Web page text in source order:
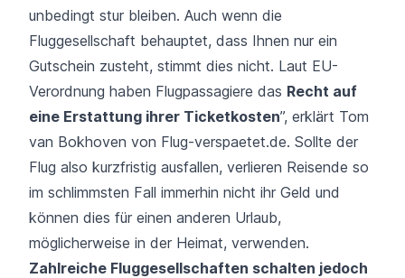
unbedingt stur bleiben. Auch wenn die
Fluggesellschaft behauptet, dass Ihnen nur ein
Gutschein zusteht, stimmt dies nicht. Laut EU-
Verordnung haben Flugpassagiere das Recht auf
eine Erstattung ihrer Ticketkosten”, erklärt Tom
van Bokhoven von Flug-verspaetet.de. Sollte der
Flug also kurzfristig ausfallen, verlieren Reisende so
im schlimmsten Fall immerhin nicht ihr Geld und
können dies für einen anderen Urlaub,
möglicherweise in der Heimat, verwenden.
Zahlreiche Fluggesellschaften schalten jedoch